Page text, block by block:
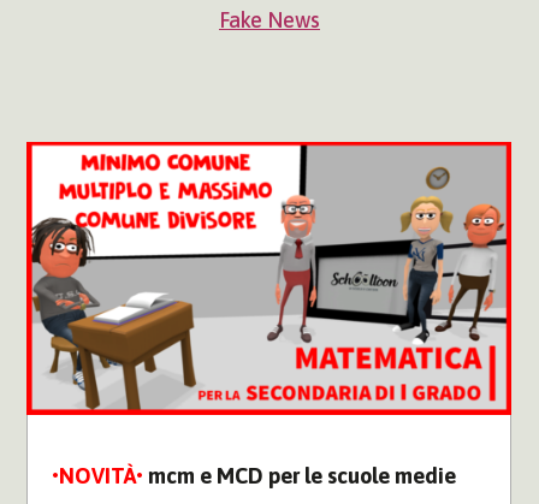
Fake News
mcm e MCD per le scuole medie